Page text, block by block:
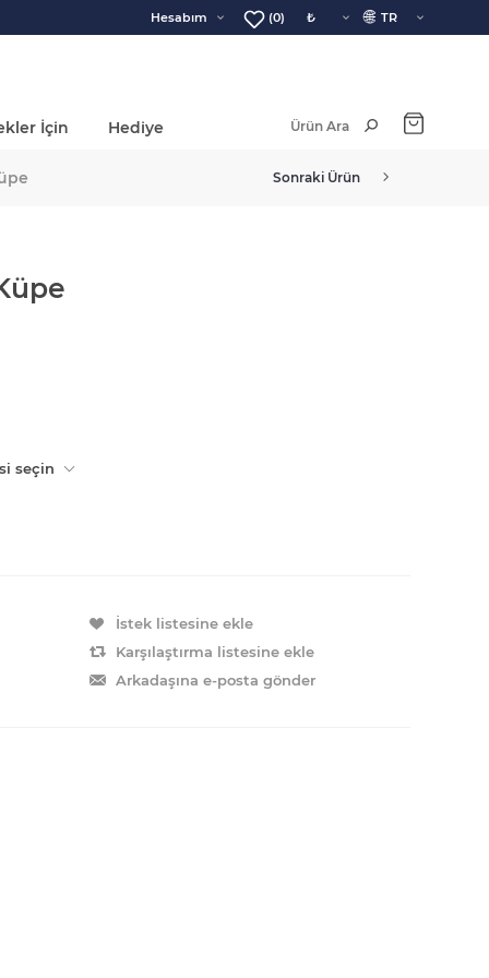
Hesabım (0) 🌐
İçin Hediye
Sonraki Ürün
seçin
İstek listesine ekle
Karşılaştırma listesine ekle
Arkadaşına e-posta gönder